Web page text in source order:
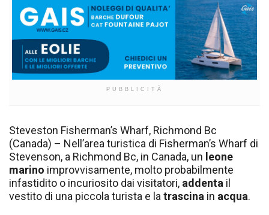
PUBBLICITÀ
Steveston Fisherman’s Wharf, Richmond Bc
(Canada) – Nell’area turistica di Fisherman’s Wharf di
Stevenson, a Richmond Bc, in Canada, un leone
marino improvvisamente, molto probabilmente
infastidito o incuriosito dai visitatori, addenta il
vestito di una piccola turista e la trascina in acqua.